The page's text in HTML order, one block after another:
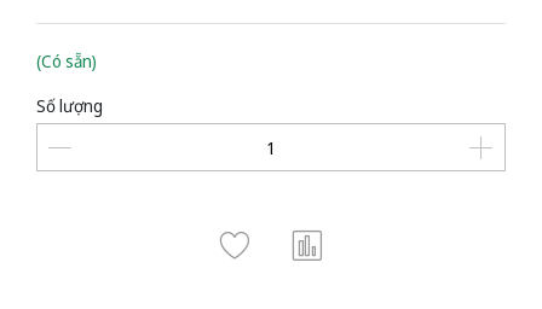
(Có sẵn)
Số lượng